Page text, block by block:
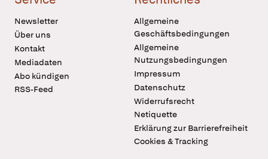
Newsletter
Über uns
Kontakt
Mediadaten
Abo kündigen
RSS-Feed
Allgemeine
Geschäftsbedingungen
Allgemeine
Nutzungsbedingungen
Impressum
Datenschutz
Widerrufsrecht
Netiquette
Erklärung zur Barrierefreiheit
Cookies & Tracking